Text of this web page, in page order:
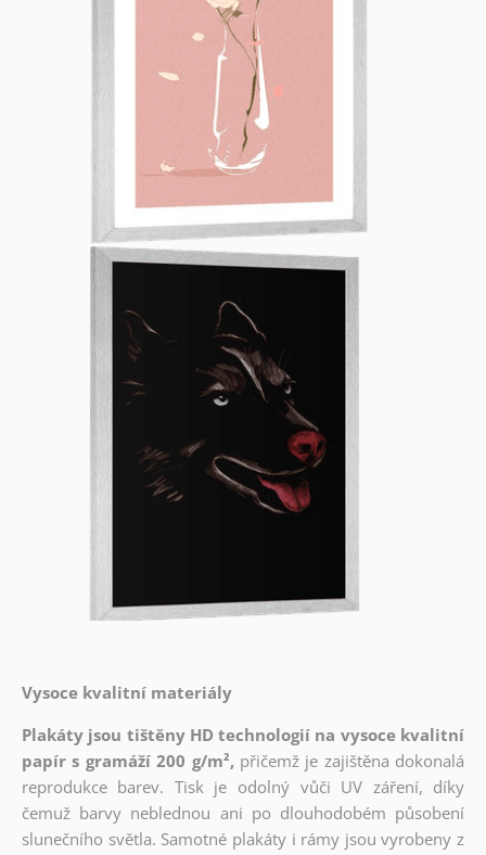
Vysoce kvalitní materiály
Plakáty jsou tištěny HD technologií na vysoce kvalitní
papír s gramáží 200 g/m², přičemž je zajištěna dokonalá
reprodukce barev. Tisk je odolný vůči UV záření, díky
čemuž barvy neblednou ani po dlouhodobém působení
slunečního světla. Samotné plakáty i rámy jsou vyrobeny z